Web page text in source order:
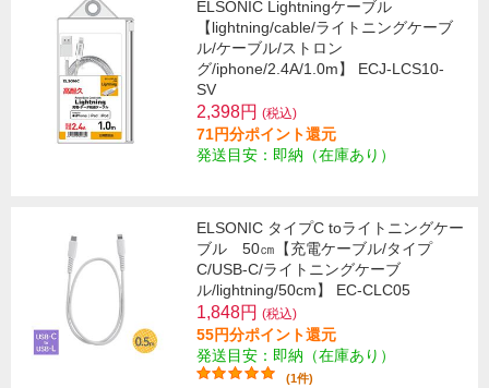
ELSONIC Lightningケーブル
【lightning/cable/ライトニングケーブ
ル/ケーブル/ストロン
グ/iphone/2.4A/1.0m】 ECJ-LCS10-
SV
2,398円 (税込)
71円分ポイント還元
発送目安：即納（在庫あり）
ELSONIC タイプC toライトニングケー
ブル 50㎝【充電ケーブル/タイプ
C/USB-C/ライトニングケーブ
ル/lightning/50cm】 EC-CLC05
1,848円 (税込)
55円分ポイント還元
発送目安：即納（在庫あり）
(1件)